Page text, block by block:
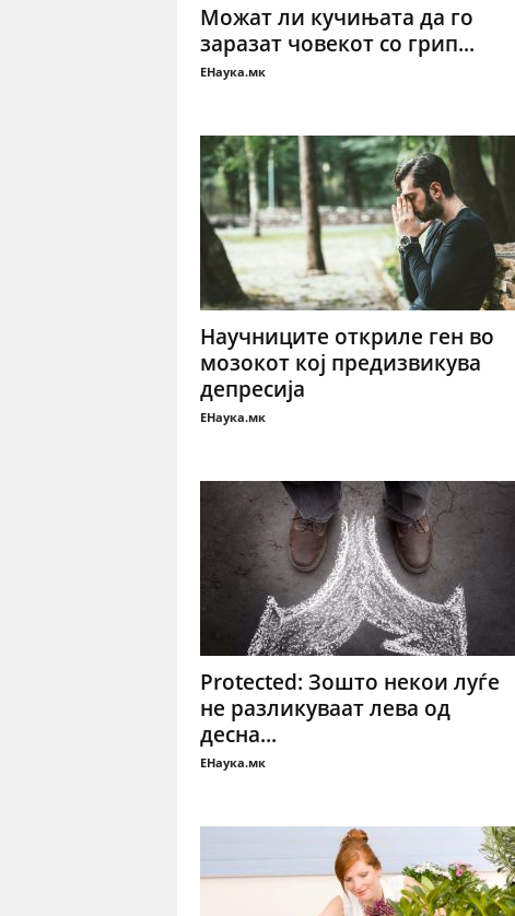
Можат ли кучињата да го
заразат човекот со грип...
ЕНаука.мк
Научниците откриле ген во
мозокот кој предизвикува
депресија
ЕНаука.мк
Protected: Зошто некои луѓе
не разликуваат лева од
десна...
ЕНаука.мк